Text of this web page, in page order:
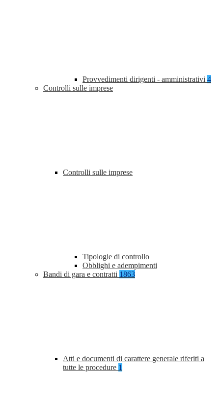
Provvedimenti dirigenti - amministrativi 4
Controlli sulle imprese
Controlli sulle imprese
Tipologie di controllo
Obblighi e adempimenti
Bandi di gara e contratti 1863
Atti e documenti di carattere generale riferiti a
tutte le procedure 1